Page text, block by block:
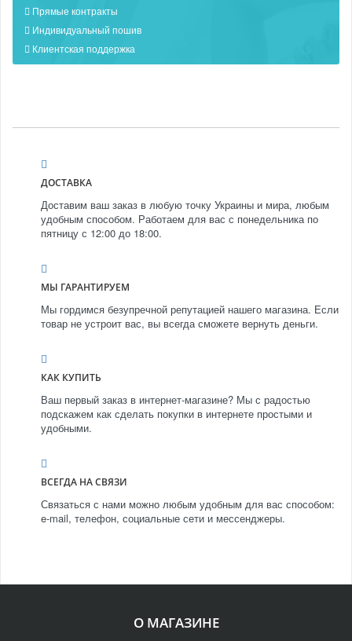
Прямые контракты
Индивидуальный пошив
Клиентская поддержка
ДОСТАВКА
Доставим ваш заказ в любую точку Украины и мира, любым
удобным способом. Работаем для вас с понедельника по
пятницу с 12:00 до 18:00.
МЫ ГАРАНТИРУЕМ
Мы гордимся безупречной репутацией нашего магазина. Если
товар не устроит вас, вы всегда сможете вернуть деньги.
КАК КУПИТЬ
Ваш первый заказ в интернет-магазине? Мы с радостью
подскажем как сделать покупки в интернете простыми и
удобными.
ВСЕГДА НА СВЯЗИ
Связаться с нами можно любым удобным для вас способом:
e-mail, телефон, социальные сети и мессенджеры.
О МАГАЗИНЕ